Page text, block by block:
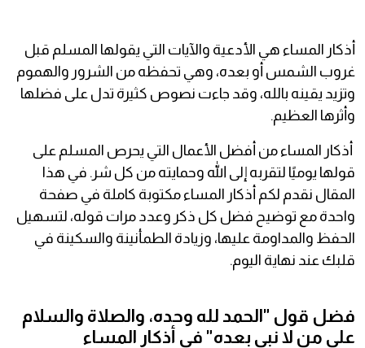
أذكار المساء هي الأدعية والآيات التي يقولها المسلم قبل
غروب الشمس أو بعده، وهي تحفظه من الشرور والهموم
وتزيد يقينه بالله، وقد جاءت نصوص كثيرة تدل على فضلها
وأثرها العظيم.
أذكار المساء من أفضل الأعمال التي يحرص المسلم على
قولها يوميًا لتقربه إلى الله وحمايته من كل شر. في هذا
المقال نقدم لكم أذكار المساء مكتوبة كاملة في صفحة
واحدة مع توضيح فضل كل ذكر وعدد مرات قوله، لتسهيل
الحفظ والمداومة عليها، وزيادة الطمأنينة والسكينة في
قلبك عند نهاية اليوم.
فضل قول "الحمد لله وحده، والصلاة والسلام
على من لا نبي بعده" في أذكار المساء